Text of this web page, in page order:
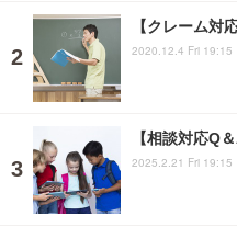
【クレーム対
2020.12.4 Fri 19:15
【相談対応Q
2025.2.21 Fri 19:15